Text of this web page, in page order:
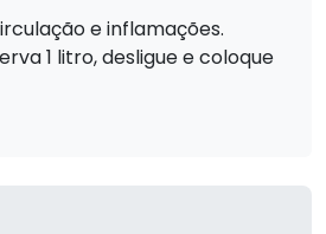
e inflamações.
1 litro, desligue e coloque